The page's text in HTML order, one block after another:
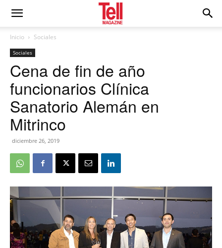
Inicio Sociales
Sociales
Cena de fin de año
funcionarios Clínica
Sanatorio Alemán en
Mitrinco
diciembre 26, 2019